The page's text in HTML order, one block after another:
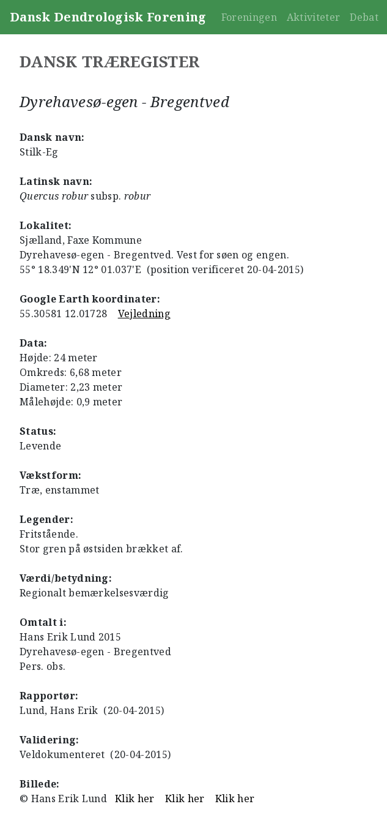
Dansk Dendrologisk Forening Foreningen Aktiviteter Debat
DANSK TRÆREGISTER
Dyrehavesø-egen - Bregentved
Dansk navn:
Stilk-Eg
Latinsk navn:
Quercus robursubsp. robur
Lokalitet:
Sjælland, Faxe Kommune
Dyrehavesø-egen - Bregentved. Vest for søen og engen.
55° 18.349'N 12° 01.037'E (position verificeret 20-04-2015)
Google Earth koordinater:
55.30581 12.01728 Vejledning
Data:
Højde: 24 meter
Omkreds: 6,68 meter
Diameter: 2,23 meter
Målehøjde: 0,9 meter
Status:
Levende
Vækstform:
Træ, enstammet
Legender:
Fritstående.
Stor gren på østsiden brækket af.
Værdi/betydning:
Regionalt bemærkelsesværdig
Omtalt i:
Hans Erik Lund 2015
Dyrehavesø-egen - Bregentved
Pers. obs.
Rapportør:
Lund, Hans Erik (20-04-2015)
Validering:
Veldokumenteret (20-04-2015)
Billede:
© Hans Erik LundKlik her Klik her Klik her